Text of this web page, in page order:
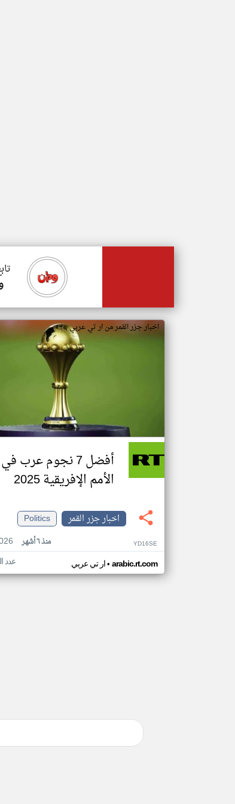
اخبار جزر القمر من ار تي عربي
أفضل 7 نجوم عرب
الأمم الإفريقية 2025
اخبار جزر القمر
Politics
منذ ٦ أشهر YD16SE
ار تي عربي• arabic.rt.com عدد